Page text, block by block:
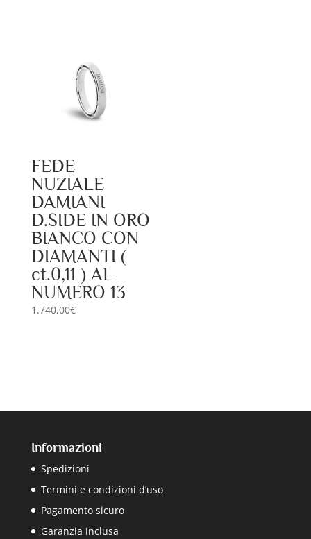
FEDE
NUZIALE
DAMIANI
D.SIDE IN ORO
BIANCO CON
DIAMANTI (
ct.0,11 ) AL
NUMERO 13
1.740,00€
Informazioni
Spedizioni
Termini e condizioni d’uso
Pagamento sicuro
Garanzia inclusa